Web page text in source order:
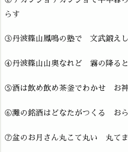
らす
③丹波篠山鳳鳴の塾で 文武鍛え
④丹波篠山山奥なれど 霧の降る
⑤酒は飲め飲め茶釜でわかせ お
⑥灘の銘酒はどなたがつくる お
⑦盆のお月さん丸こて丸い 丸て